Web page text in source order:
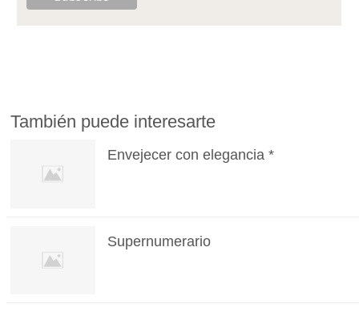
También puede interesarte
Envejecer con elegancia *
Supernumerario